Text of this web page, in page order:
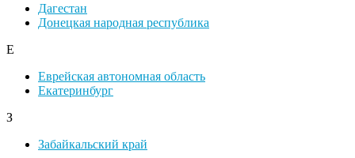
Дагестан
Донецкая народная республика
Е
Еврейская автономная область
Екатеринбург
З
Забайкальский край